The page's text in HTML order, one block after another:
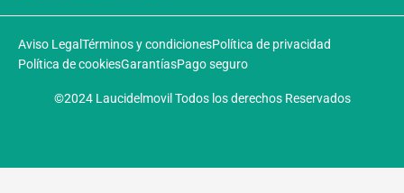
Aviso LegalTérminos y condicionesPolítica de privacidad
Política de cookiesGarantíasPago seguro
©2024 Laucidelmovil Todos los derechos Reservados